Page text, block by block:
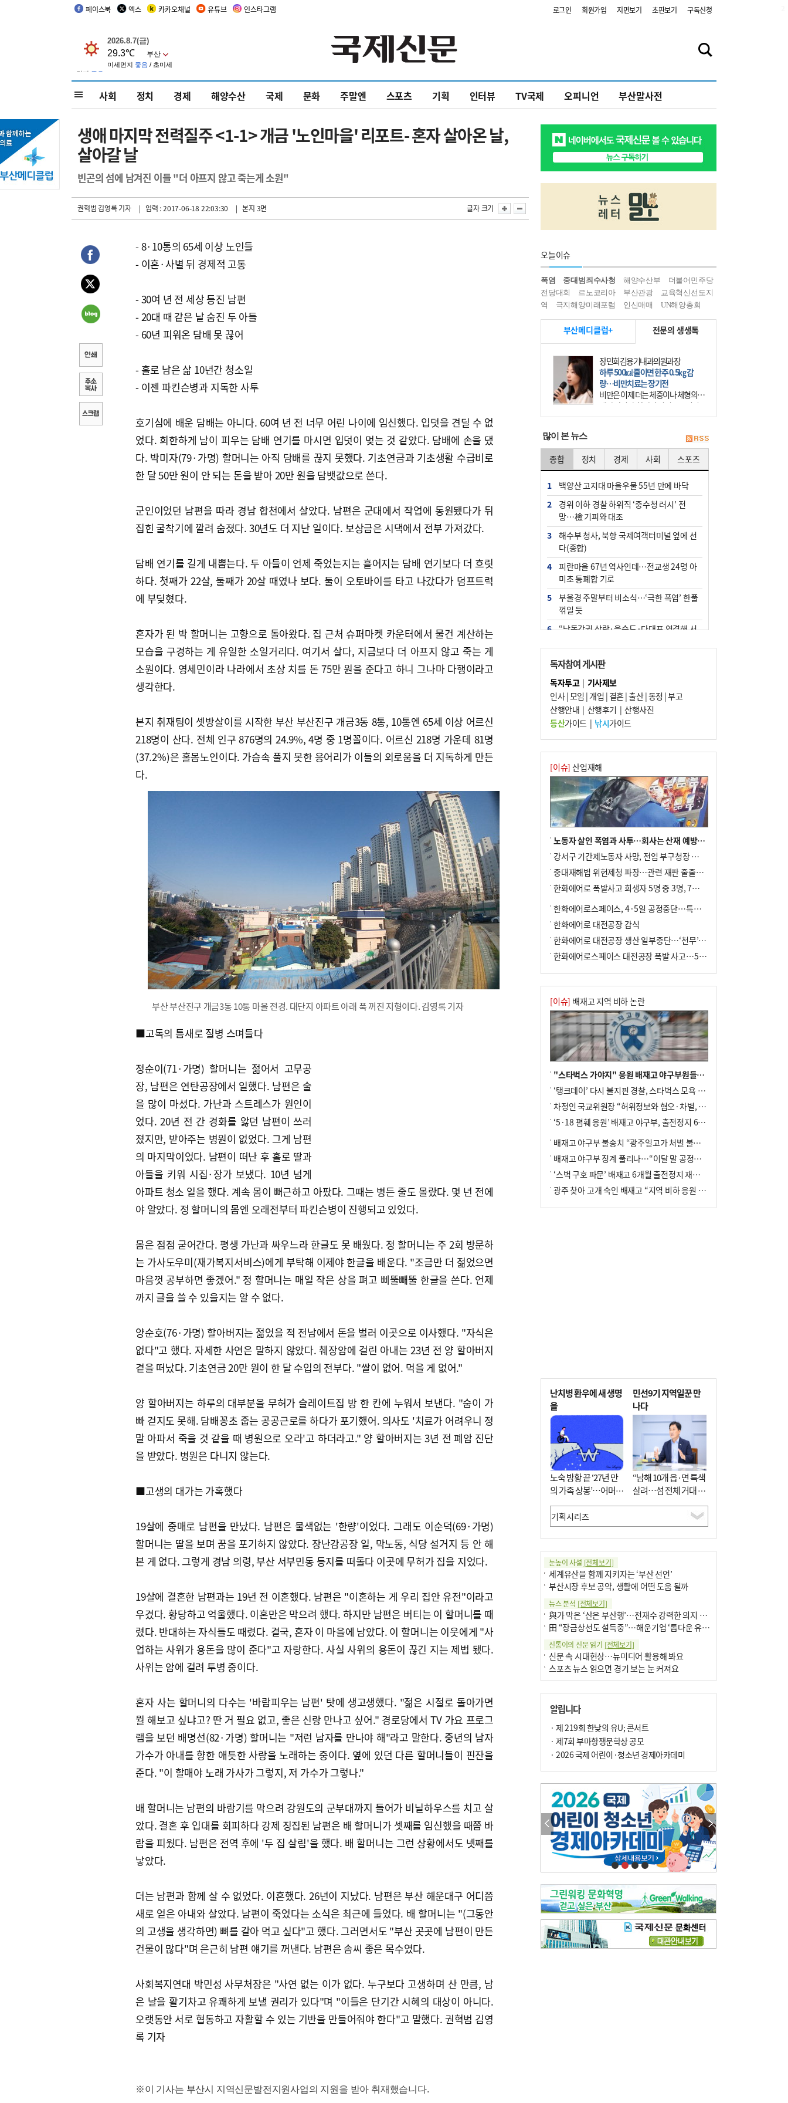
페이스북 엑스 카카오채널 유튜브 인스타그램 로그인 회원가입 지면보기 초판보기 구독신청
사회 정치 경제 해양수산 국제 문화 주말엔 스포츠 기획 인터뷰 TV국제 오피니언 부산말사전
생애 마지막 전력질주 <1-1> 개금 '노인마을' 리포트- 혼자 살아온 날,
살아갈 날
빈곤의 섬에 남겨진 이들 "더 아프지 않고 죽는게 소원"
권혁범 김영록 기자 | 입력 : 2017-06-18 22:03:30 | 본지 3면 글자 크기
- 8·10통의 65세 이상 노인들
- 이혼·사별 뒤 경제적 고통
- 30여 년 전 세상 등진 남편
- 20대 때 같은 날 숨진 두 아들
- 60년 피워온 담배 못 끊어
- 홀로 남은 삶 10년간 청소일
- 이젠 파킨슨병과 지독한 사투
호기심에 배운 담배는 아니다. 60여 년 전 너무 어린 나이에 임신했다. 입덧을 견딜 수 없
었다. 희한하게 남이 피우는 담배 연기를 마시면 입덧이 멎는 것 같았다. 담배에 손을 댔
다. 박미자(79·가명) 할머니는 아직 담배를 끊지 못했다. 기초연금과 기초생활 수급비로
한 달 50만 원이 안 되는 돈을 받아 20만 원을 담뱃값으로 쓴다.
군인이었던 남편을 따라 경남 합천에서 살았다. 남편은 군대에서 작업에 동원됐다가 뒤
집힌 굴착기에 깔려 숨졌다. 30년도 더 지난 일이다. 보상금은 시댁에서 전부 가져갔다.
담배 연기를 길게 내뿜는다. 두 아들이 언제 죽었는지는 흩어지는 담배 연기보다 더 흐릿
하다. 첫째가 22살, 둘째가 20살 때였나 보다. 둘이 오토바이를 타고 나갔다가 덤프트럭
에 부딪혔다.
혼자가 된 박 할머니는 고향으로 돌아왔다. 집 근처 슈퍼마켓 카운터에서 물건 계산하는
모습을 구경하는 게 유일한 소일거리다. 여기서 살다, 지금보다 더 아프지 않고 죽는 게
소원이다. 영세민이라 나라에서 초상 치를 돈 75만 원을 준다고 하니 그나마 다행이라고
생각한다.
본지 취재팀이 셋방살이를 시작한 부산 부산진구 개금3동 8통, 10통엔 65세 이상 어르신
218명이 산다. 전체 인구 876명의 24.9%, 4명 중 1명꼴이다. 어르신 218명 가운데 81명
(37.2%)은 홀몸노인이다. 가슴속 풀지 못한 응어리가 이들의 외로움을 더 지독하게 만든
다.
부산 부산진구 개금3동 10통 마을 전경. 대단지 아파트 아래 푹 꺼진 지형이다. 김영록 기자
■고독의 틈새로 질병 스며들다
정순이(71·가명) 할머니는 젊어서 고무공
장, 남편은 연탄공장에서 일했다. 남편은 술
을 많이 마셨다. 가난과 스트레스가 원인이
었다. 20년 전 간 경화를 앓던 남편이 쓰러
졌지만, 받아주는 병원이 없었다. 그게 남편
의 마지막이었다. 남편이 떠난 후 홀로 딸과
아들을 키워 시집·장가 보냈다. 10년 넘게
아파트 청소 일을 했다. 계속 몸이 뻐근하고 아팠다. 그때는 병든 줄도 몰랐다. 몇 년 전에
야 알았다. 정 할머니의 몸엔 오래전부터 파킨슨병이 진행되고 있었다.
몸은 점점 굳어간다. 평생 가난과 싸우느라 한글도 못 배웠다. 정 할머니는 주 2회 방문하
는 가사도우미(재가복지서비스)에게 부탁해 이제야 한글을 배운다. "조금만 더 젊었으면
마음껏 공부하면 좋겠어." 정 할머니는 매일 작은 상을 펴고 삐뚤빼뚤 한글을 쓴다. 언제
까지 글을 쓸 수 있을지는 알 수 없다.
양순호(76·가명) 할아버지는 젊었을 적 전남에서 돈을 벌러 이곳으로 이사했다. "자식은
없다"고 했다. 자세한 사연은 말하지 않았다. 췌장암에 걸린 아내는 23년 전 양 할아버지
곁을 떠났다. 기초연금 20만 원이 한 달 수입의 전부다. "쌀이 없어. 먹을 게 없어."
양 할아버지는 하루의 대부분을 무허가 슬레이트집 방 한 칸에 누워서 보낸다. "숨이 가
빠 걷지도 못해. 담배꽁초 줍는 공공근로를 하다가 포기했어. 의사도 '치료가 어려우니 정
말 아파서 죽을 것 같을 때 병원으로 오라'고 하더라고." 양 할아버지는 3년 전 폐암 진단
을 받았다. 병원은 다니지 않는다.
■고생의 대가는 가혹했다
19살에 중매로 남편을 만났다. 남편은 물색없는 '한량'이었다. 그래도 이순덕(69·가명)
할머니는 딸을 보며 꿈을 포기하지 않았다. 장난감공장 일, 막노동, 식당 설거지 등 안 해
본 게 없다. 그렇게 경남 의령, 부산 서부민동 등지를 떠돌다 이곳에 무허가 집을 지었다.
19살에 결혼한 남편과는 19년 전 이혼했다. 남편은 "이혼하는 게 우리 집안 유전"이라고
우겼다. 황당하고 억울했다. 이혼만은 막으려 했다. 하지만 남편은 버티는 이 할머니를 때
렸다. 반대하는 자식들도 때렸다. 결국, 혼자 이 마을에 남았다. 이 할머니는 이웃에게 "사
업하는 사위가 용돈을 많이 준다"고 자랑한다. 사실 사위의 용돈이 끊긴 지는 제법 됐다.
사위는 암에 걸려 투병 중이다.
혼자 사는 할머니의 다수는 '바람피우는 남편' 탓에 생고생했다. "젊은 시절로 돌아가면
뭘 해보고 싶냐고? 딴 거 필요 없고, 좋은 신랑 만나고 싶어." 경로당에서 TV 가요 프로그
램을 보던 배명선(82·가명) 할머니는 "저런 남자를 만나야 해"라고 말한다. 중년의 남자
가수가 아내를 향한 애틋한 사랑을 노래하는 중이다. 옆에 있던 다른 할머니들이 핀잔을
준다. "이 할매야 노래 가사가 그렇지, 저 가수가 그렇나."
배 할머니는 남편의 바람기를 막으려 강원도의 군부대까지 들어가 비닐하우스를 치고 살
았다. 결혼 후 입대를 회피하다 강제 징집된 남편은 배 할머니가 셋째를 임신했을 때쯤 바
람을 피웠다. 남편은 전역 후에 '두 집 살림'을 했다. 배 할머니는 그런 상황에서도 넷째를
낳았다.
더는 남편과 함께 살 수 없었다. 이혼했다. 26년이 지났다. 남편은 부산 해운대구 어디쯤
새로 얻은 아내와 살았다. 남편이 죽었다는 소식은 최근에 들었다. 배 할머니는 "(그동안
의 고생을 생각하면) 뼈를 갈아 먹고 싶다"고 했다. 그러면서도 "부산 곳곳에 남편이 만든
건물이 많다"며 은근히 남편 얘기를 꺼낸다. 남편은 솜씨 좋은 목수였다.
사회복지연대 박민성 사무처장은 "사연 없는 이가 없다. 누구보다 고생하며 산 만큼, 남
은 날을 활기차고 유쾌하게 보낼 권리가 있다"며 "이들은 단기간 시혜의 대상이 아니다.
오랫동안 서로 협동하고 자활할 수 있는 기반을 만들어줘야 한다"고 말했다. 권혁범 김영
록 기자
※이 기사는 부산시 지역신문발전지원사업의 지원을 받아 취재했습니다.
오늘이슈
폭염 중대범죄수사청 해양수산부
더불어민주당
전당대회
르노코리아 부산관광
교육혁신선도지
역
극지해양미래포럼 인신매매 UN해양총회
부산메디클럽+ 전문의 생생톡
장민희김용기내과의원과장
하루 500㎉ 줄이면 한주 0.5㎏ 감
량…비만치료는 장기전
비만은 이제 더는 체중이나 체형의 문
제가 아니다. 하나의 질병으로 인지
하고 치료와 관리를 해야 한다. 세계
많이 본 뉴스
종합 정치 경제 사회 스포츠
1
백양산 고지대 마을우물 55년 만에 바닥
2
경위 이하 경찰 하위직 ‘중수청 러시’ 전
망…檢 기피와 대조
3
해수부 청사, 북항 국제여객터미널 옆에 선
다(종합)
4
피란마을 67년 역사인데…전교생 24명 아
미초 통폐합 기로
5
부울경 주말부터 비소식…‘극한 폭염’ 한풀
꺾일 듯
6
“낙동강권 삼락·을숙도·다대포 연결해 서
7
오늘의 날씨- 2026년 8월 7일
8
외국인 선원 ‘인신매매 경유지’ 된 부산…
우려가 현실로
9
[사설] 해수부 신청사 북항으로 확정, 해양
수도 도약의 전환점
10 르노 못 타는 부산시장…관용차 규정에 막
힌 지역기업 응원
독자참여 게시판
독자투고| 기사제보
인사|모임 | 개업 | 결혼|출산|동정 |부고
산행안내 | 산행후기 | 산행사진
등산가이드| 낚시가이드
[이슈] 산업재해
노동자 살인 폭염과 사투…회사는 산재 예방·전기료 절감 전력
강서구 기간제노동자 사망, 전임 부구청장 檢 송치
중대재해법 위헌제청 파장…관련 재판 줄줄이 브레이크
한화에어로 폭발사고 희생자 5명 중 3명, 7일 영면
한화에어로스페이스, 4·5일 공정중단…특별 안전점검
한화에어로 대전공장 감식
한화에어로 대전공장 생산 일부중단…‘천무’ 수출 비상
한화에어로스페이스 대전공장 폭발 사고…5명 사망·2명 부상(종합)
[이슈] 배재고 지역 비하 논란
"스타벅스 가야지" 응원 배재고 야구부원들, 학교서 징계 처분
‘탱크데이’ 다시 불지핀 경찰, 스타벅스 모욕 혐의 압수수색
차정인 국교위원장 “허위정보와 혐오·차별, 학교 교실까지 유입"
‘5·18 폄훼 응원’ 배재고 야구부, 출전정지 6개월→1개월 감경
배재고 야구부 불송치 “광주일고가 처벌 불원 의사 표해”
배재고 야구부 징계 풀리나…“이달 말 공정위서 재심의”
‘스벅 구호 파문’ 배재고 6개월 출전정지 재심 신청키로
광주 찾아 고개 숙인 배재고 “지역 비하 응원 잘못”(종합)
난치병 환우에 새 생명
을
노숙 방황 끝 ‘27년 만
의 가족 상봉’…어머니
와 행복 꿈꿔
민선9기 지역일꾼 만
나다
“남해 10개 읍·면 특색
살려…섬 전체 거대 정
원으로 조성”
눈높이 사설 [전체보기]
세계유산을 함께 지키자는 ‘부산 선언’
부산시장 후보 공약, 생활에 어떤 도움 될까
뉴스 분석 [전체보기]
與가 막은 ‘산은 부산행’…전재수 강력한 의지 표명 없인 공염불
田 “장금상선도 설득중”…해운기업 ‘톱다운 유치전’ 가속
신통이의 신문 읽기 [전체보기]
신문 속 시대현상…뉴미디어 활용해 봐요
스포츠 뉴스 읽으면 경기 보는 눈 커져요
구·군 승진 축하화분 관행 없애자니 소상공인 울상
팩트체크[전체보기]
의령 한우산 털중나리
한 손 뉴스[전체보기]
시민이 개발한 폭염 대응 앱 ‘그늘로’ 길안내 지도 등 인기
골목 맛집 발굴 고메 셀렉션…부산시, 페스티벌 시월 연계
오늘의 날씨-[전체보기]
오늘의 날씨- 2026년 8월 7일
오늘의 날씨- 2026년 8월 6일
우리 결혼해요-[전체보기]
우리 결혼해요- 김홍윤·정세빈 커플
알립니다
· 제 219회 한낮의 유U; 콘서트
· 제7회 부마항쟁문학상 공모
· 2026 국제 어린이·청소년 경제아카데미